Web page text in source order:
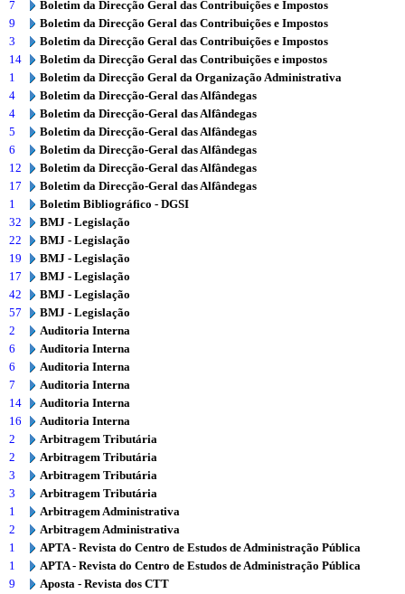
7
Boletim da Direcção Geral das Contribuições e Impostos
9
Boletim da Direcção Geral das Contribuições e Impostos
3
Boletim da Direcção Geral das Contribuições e Impostos
14
Boletim da Direcção Geral das Contribuições e impostos
1
Boletim da Direcção Geral da Organização Administrativa
4
Boletim da Direcção-Geral das Alfândegas
4
Boletim da Direcção-Geral das Alfândegas
5
Boletim da Direcção-Geral das Alfândegas
6
Boletim da Direcção-Geral das Alfândegas
12
Boletim da Direcção-Geral das Alfândegas
17
Boletim da Direcção-Geral das Alfândegas
1
Boletim Bibliográfico - DGSI
32
BMJ - Legislação
22
BMJ - Legislação
19
BMJ - Legislação
17
BMJ - Legislação
42
BMJ - Legislação
57
BMJ - Legislação
2
Auditoria Interna
6
Auditoria Interna
6
Auditoria Interna
7
Auditoria Interna
14
Auditoria Interna
16
Auditoria Interna
2
Arbitragem Tributária
2
Arbitragem Tributária
3
Arbitragem Tributária
3
Arbitragem Tributária
1
Arbitragem Administrativa
2
Arbitragem Administrativa
1
APTA - Revista do Centro de Estudos de Administração Pública
1
APTA - Revista do Centro de Estudos de Administração Pública
9
Aposta - Revista dos CTT